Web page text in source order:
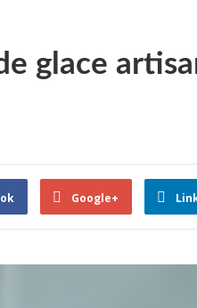
glace
Google+